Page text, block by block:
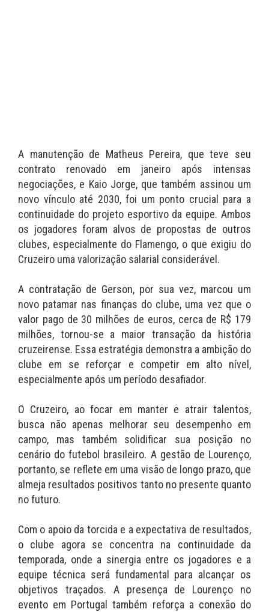
A manutenção de Matheus Pereira, que teve seu
contrato renovado em janeiro após intensas
negociações, e Kaio Jorge, que também assinou um
novo vínculo até 2030, foi um ponto crucial para a
continuidade do projeto esportivo da equipe. Ambos
os jogadores foram alvos de propostas de outros
clubes, especialmente do Flamengo, o que exigiu do
Cruzeiro uma valorização salarial considerável.
A contratação de Gerson, por sua vez, marcou um
novo patamar nas finanças do clube, uma vez que o
valor pago de 30 milhões de euros, cerca de R$ 179
milhões, tornou-se a maior transação da história
cruzeirense. Essa estratégia demonstra a ambição do
clube em se reforçar e competir em alto nível,
especialmente após um período desafiador.
O Cruzeiro, ao focar em manter e atrair talentos,
busca não apenas melhorar seu desempenho em
campo, mas também solidificar sua posição no
cenário do futebol brasileiro. A gestão de Lourenço,
portanto, se reflete em uma visão de longo prazo, que
almeja resultados positivos tanto no presente quanto
no futuro.
Com o apoio da torcida e a expectativa de resultados,
o clube agora se concentra na continuidade da
temporada, onde a sinergia entre os jogadores e a
equipe técnica será fundamental para alcançar os
objetivos traçados. A presença de Lourenço no
evento em Portugal também reforça a conexão do